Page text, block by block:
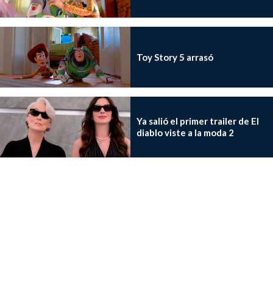
Toy Story 5 arrasó
Ya salió el primer trailer de El
diablo viste a la moda 2